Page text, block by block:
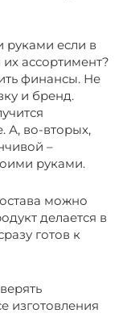
руками если в
ассортимент?
финансы. Не
и бренд.
А, во-вторых,
–
руками.
можно
делается в
готов к
изготовления